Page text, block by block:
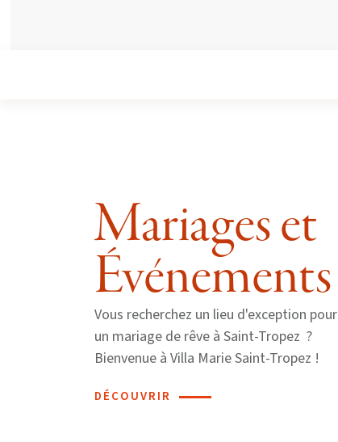
Mariages et
Événements
Vous recherchez un lieu d'exception pour
un mariage de rêve à Saint-Tropez ?
Bienvenue à Villa Marie Saint-Tropez !
DÉCOUVRIR